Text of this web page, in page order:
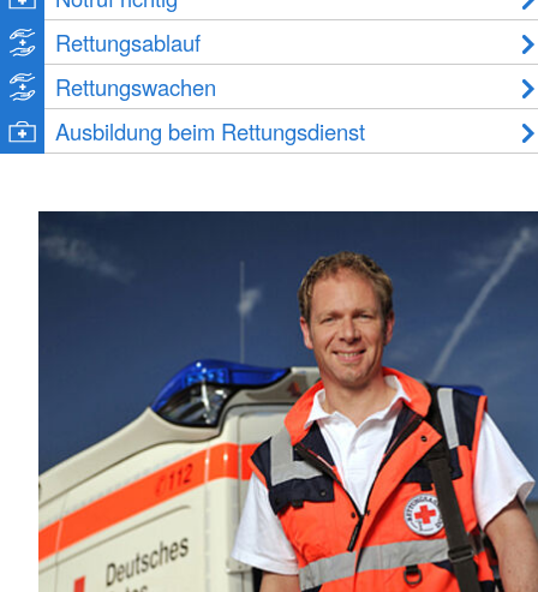
Rettungsablauf
Rettungswachen
Ausbildung beim Rettungsdienst